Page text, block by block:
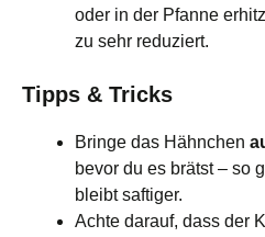
oder in der Pfanne
zu sehr reduziert.
Tipps & Tricks
Bringe das Hähnchen
bevor du es brätst – so
bleibt saftiger.
Achte darauf, dass der